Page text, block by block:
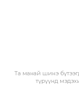
Та манай шинэ
түрүүнд